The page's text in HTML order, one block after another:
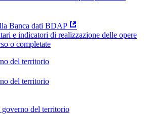
Banca dati BDAP
e indicatori di realizzazione delle opere
o completate
del territorio
del territorio
del territorio